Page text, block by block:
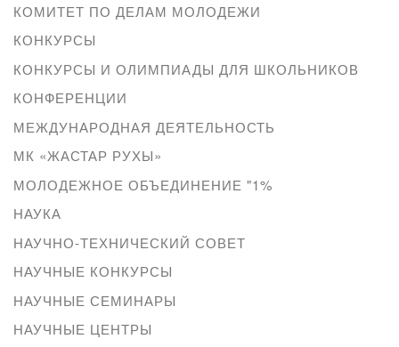
КОМИТЕТ ПО ДЕЛАМ МОЛОДЕЖИ
КОНКУРСЫ
КОНКУРСЫ И ОЛИМПИАДЫ ДЛЯ ШКОЛЬНИКОВ
КОНФЕРЕНЦИИ
МЕЖДУНАРОДНАЯ ДЕЯТЕЛЬНОСТЬ
МК «ЖАСТАР РУХЫ»
МОЛОДЕЖНОЕ ОБЪЕДИНЕНИЕ "1%
НАУКА
НАУЧНО-ТЕХНИЧЕСКИЙ СОВЕТ
НАУЧНЫЕ КОНКУРСЫ
НАУЧНЫЕ СЕМИНАРЫ
НАУЧНЫЕ ЦЕНТРЫ